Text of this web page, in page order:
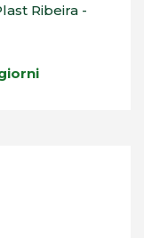
Ribeira -